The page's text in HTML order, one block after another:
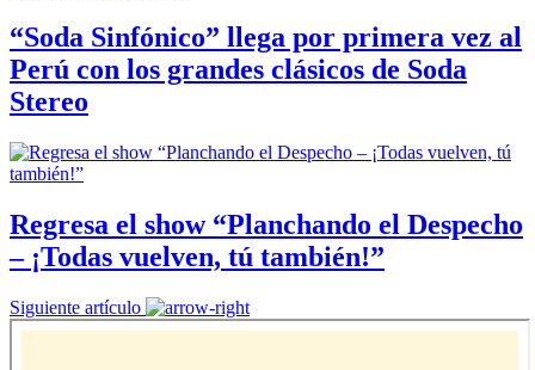
“Soda Sinfónico” llega por primera vez al
Perú con los grandes clásicos de Soda
Stereo
Regresa el show “Planchando el Despecho
– ¡Todas vuelven, tú también!”
Siguiente artículo